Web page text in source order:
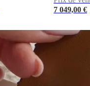
7 049,00 €